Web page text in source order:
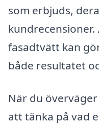
som erbjuds,
fasadtvätt kan
både resultatet
När du
att tänka på vad